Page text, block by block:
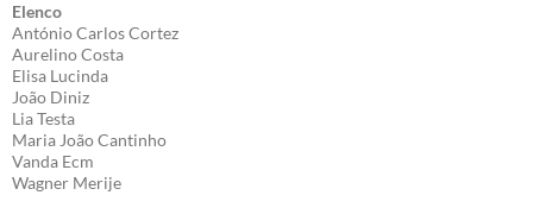
Elenco
António Carlos Cortez
Aurelino Costa
Elisa Lucinda
João Diniz
Lia Testa
Maria João Cantinho
Vanda Ecm
Wagner Merije